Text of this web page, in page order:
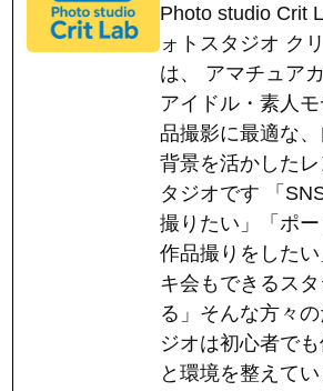
Photo studio Crit
ォトスタジオ ク
は、 アマチュア
アイドル・素人
品撮影に最適な
背景を活かした
タジオです 「
撮りたい」「ポ
作品撮りをした
キ会もできるス
る」そんな方々
ジオは初心者で
と環境を整えてい